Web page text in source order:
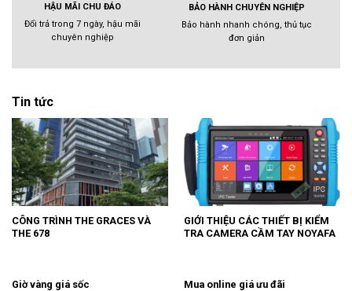
HẬU MÃI CHU ĐÁO
Đổi trả trong 7 ngày, hậu mãi
chuyên nghiệp
BẢO HÀNH CHUYÊN NGHIỆP
Bảo hành nhanh chóng, thủ tục
đơn giản
Tin tức
CÔNG TRÌNH THE GRACES VÀ
THE 678
GIỚI THIỆU CÁC THIẾT BỊ KIỂM
TRA CAMERA CẦM TAY NOYAFA
Giờ vàng giá sốc Mua online giá ưu đãi